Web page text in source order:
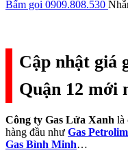
Bấm gọi 0909.808.530
Cập nhật giá
Quận 12 mới
Công ty Gas Lửa Xanh là
hàng đầu như Gas
Gas Bình Minh…